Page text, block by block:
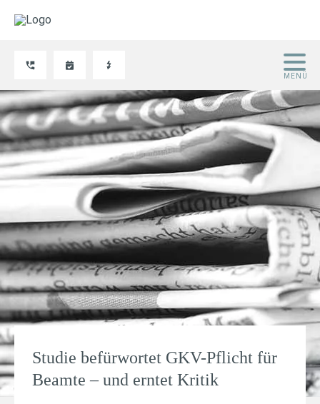
Studie befürwortet GKV-Pflicht für
Beamte – und erntet Kritik